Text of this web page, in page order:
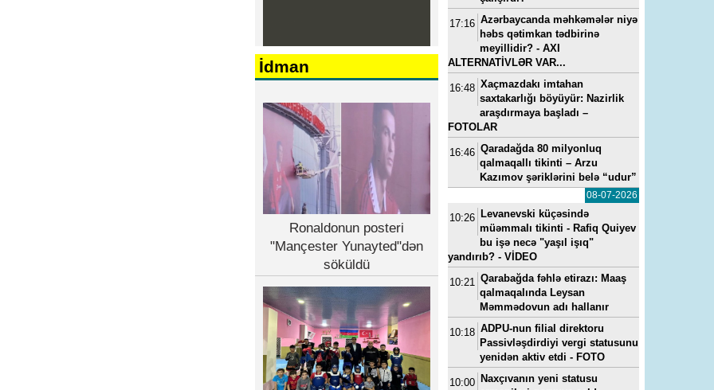
İdman
Ronaldonun posteri
"Mançester Yunayted"dən
söküldü
17:16 Azərbaycanda məhkəmələr niyə
həbs qətimkan tədbirinə
meyillidir? - AXI
ALTERNATİVLƏR VAR...
16:48 Xaçmazdakı imtahan
saxtakarlığı böyüyür: Nazirlik
araşdırmaya başladı –
FOTOLAR
16:46 Qaradağda 80 milyonluq
qalmaqallı tikinti – Arzu
Kazımov şəriklərini belə “udur”
08-07-2026
10:26 Levanevski küçəsində
müəmmalı tikinti - Rafiq Quiyev
bu işə necə "yaşıl işıq"
yandırıb? - VİDEO
10:21 Qarabağda fəhlə etirazı: Maaş
qalmaqalında Leysan
Məmmədovun adı hallanır
10:18 ADPU-nun filial direktoru
Passivləşdirdiyi vergi statusunu
yenidən aktiv etdi - FOTO
10:00 Naxçıvanın yeni statusu